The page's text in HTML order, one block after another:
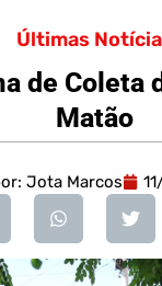
Últimas
de Coleta
Matão
Jota Marcos